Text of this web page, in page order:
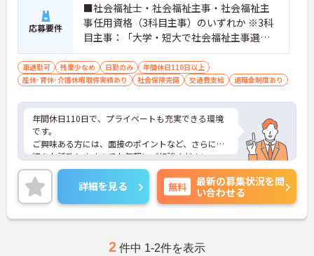
応募要件
■社会福祉士・社会福祉主事・社会福祉主
事任用資格（3科目主事）のいずれか ※3科
目主事：「大学・短大で社会福祉主事選択
必修科目のうち3科目以上の単位を修得して
卒業者。 ※介護施設などで就業経験のある
方は尚良し
車通勤可 残業少なめ 日勤のみ
年間休日110日以上
産休･育休･介護休暇取得実績あり
社会保険完備 交通費支給 退職金制度あり
年間休日110日で、プライベートも充実できる環境
です。
ご興味ある方には、面接のポイントなど、さらに詳
細をお話致しますのでお気軽にご相談ください。
詳細を見る 無料
最新の募集状況を問
い合わせる
2 件中 1-2件を表示